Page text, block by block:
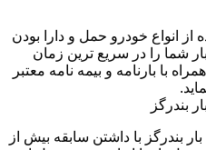
از انواع خودرو حمل و دارا بودن
شما را در سریع ترین زمان
با بارنامه و بیمه نامه معتبر
بندرگز
بندرگز با داشتن سابقه بیش از